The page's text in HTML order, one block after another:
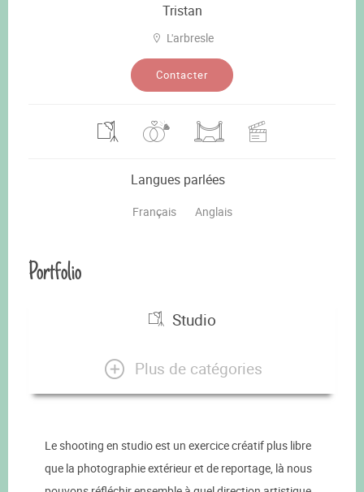
Tristan
L'arbresle
Contacter
Langues parlées
Français Anglais
Portfolio
Studio
Plus de catégories
Le shooting en studio est un exercice créatif plus libre
que la photographie extérieur et de reportage, là nous